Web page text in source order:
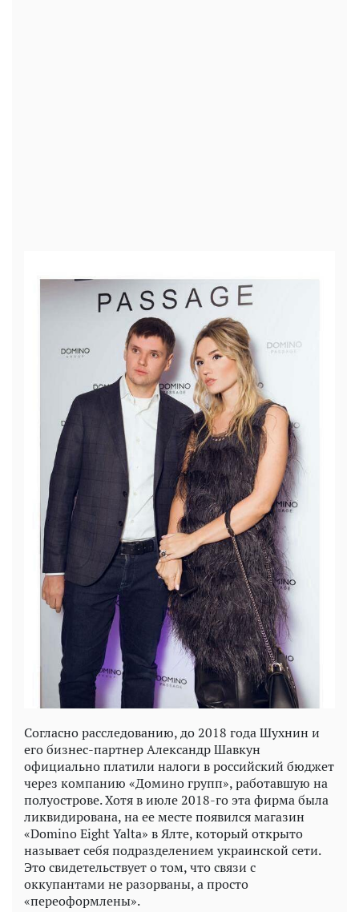
Согласно расследованию, до 2018 года Шухнин и
его бизнес-партнер Александр Шавкун
официально платили налоги в российский бюджет
через компанию «Домино групп», работавшую на
полуострове. Хотя в июле 2018-го эта фирма была
ликвидирована, на ее месте появился магазин
«Domino Eight Yalta» в Ялте, который открыто
называет себя подразделением украинской сети.
Это свидетельствует о том, что связи с
оккупантами не разорваны, а просто
«переоформлены».